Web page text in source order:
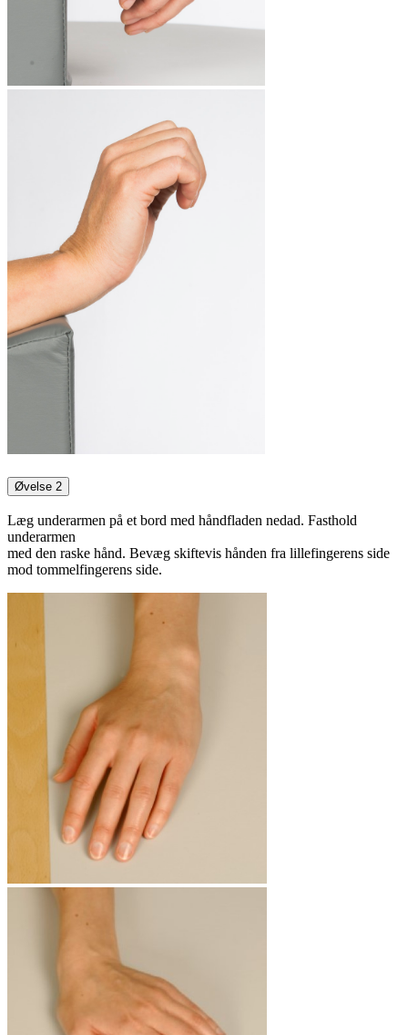
Øvelse 2
Læg underarmen på et bord med håndfladen nedad. Fasthold
underarmen
med den raske hånd. Bevæg skiftevis hånden fra lillefingerens side
mod tommelfingerens side.